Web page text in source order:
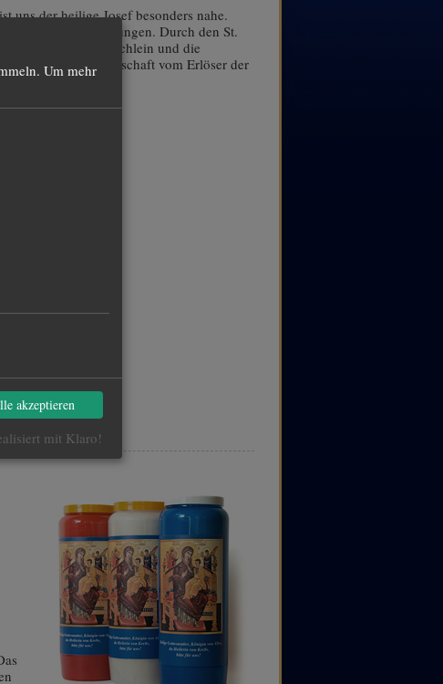
uns der heilige Josef besonders nahe.
Anforderungen. Durch den St.
von Gebetbüchlein und die
„Heilig-Blut-Gemeinschaft vom Erlöser der
Um mehr
akzeptieren
mit Klaro!